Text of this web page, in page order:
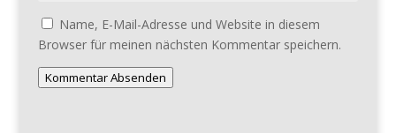
Name, E-Mail-Adresse und Website in diesem
Browser für meinen nächsten Kommentar speichern.
Kommentar Absenden